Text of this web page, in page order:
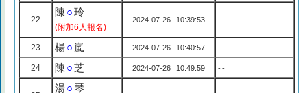
22
陳 ○玲
(附加6人報名)
2024-07-26 10:39:53 --
23 楊○ 嵐 2024-07-26 10:40:57 --
24 陳 ○芝 2024-07-26 10:49:59 --
湯○琴